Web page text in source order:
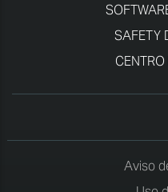
SAFETY
Aviso